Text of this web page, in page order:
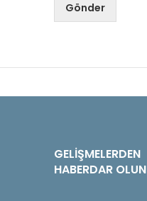
Gönder
GELIŞMELERDEN
HABERDAR OLUN